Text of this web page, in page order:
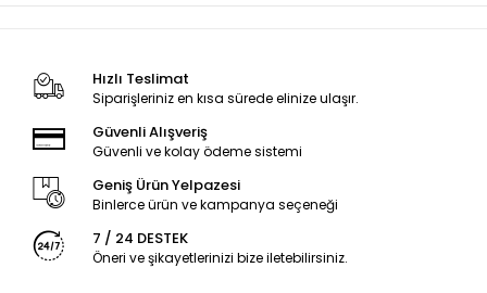
Hızlı Teslimat
Siparişleriniz en kısa sürede elinize ulaşır.
Güvenli Alışveriş
Güvenli ve kolay ödeme sistemi
Geniş Ürün Yelpazesi
Binlerce ürün ve kampanya seçeneği
7 / 24 DESTEK
Öneri ve şikayetlerinizi bize iletebilirsiniz.